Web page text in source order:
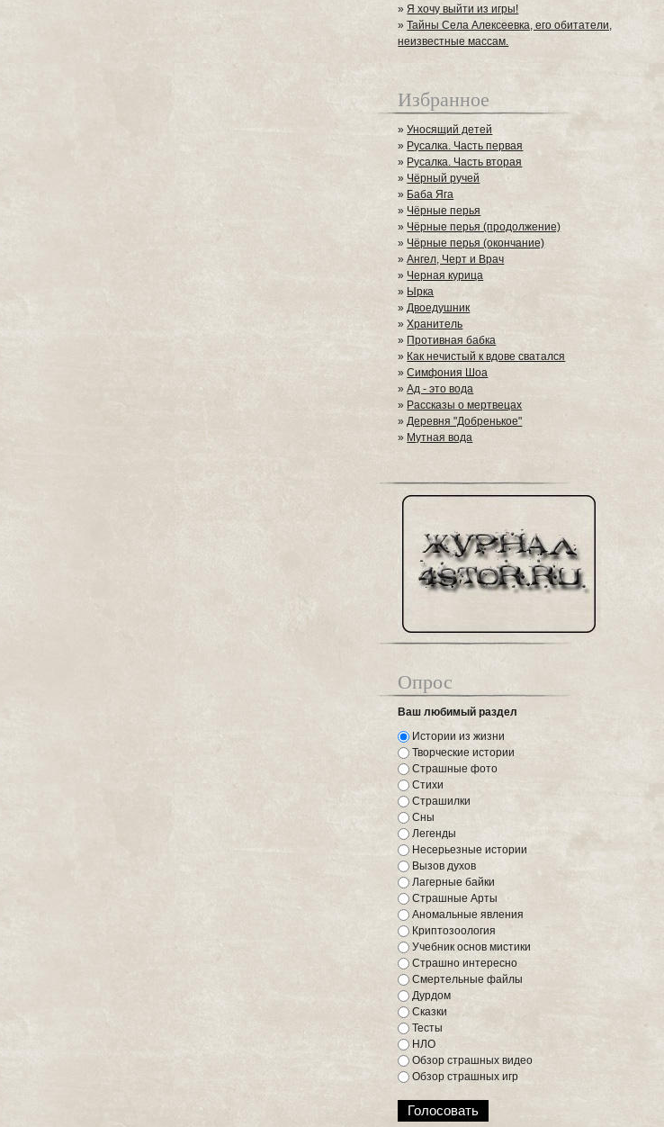
»Я хочу выйти из игры!
»Тайны Села Алексеевка, его обитатели,
неизвестные массам.
Избранное
»Уносящий детей
» Русалка. Часть первая
» Русалка. Часть вторая
» Чёрный ручей
» Баба Яга
»Чёрные перья
» Чёрные перья (продолжение)
» Чёрные перья (окончание)
»Ангел, Черт и Врач
» Черная курица
» Ырка
»Двоедушник
»Хранитель
» Противная бабка
» Как нечистый к вдове сватался
»Симфония Шоа
»Ад - это вода
» Рассказы о мертвецах
»Деревня "Добренькое"
» Мутная вода
Опрос
Ваш любимый раздел
Истории из жизни
Творческие истории
Страшные фото
Стихи
Страшилки
Сны
Легенды
Несерьезные истории
Вызов духов
Лагерные байки
Страшные Арты
Аномальные явления
Криптозоология
Учебник основ мистики
Страшно интересно
Смертельные файлы
Дурдом
Сказки
Тесты
НЛО
Обзор страшных видео
Обзор страшных игр